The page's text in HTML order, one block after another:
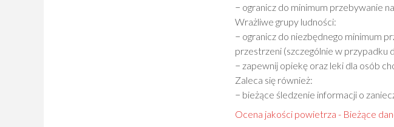
− ogranicz do minimum przebywanie
Wrażliwe grupy ludności:
− ogranicz do niezbędnego minimum
przestrzeni (szczególnie w przypadku
− zapewnij opiekę oraz leki dla osób
Zaleca się również:
− bieżące śledzenie informacji o
Ocena jakości powietrza - Bieżące